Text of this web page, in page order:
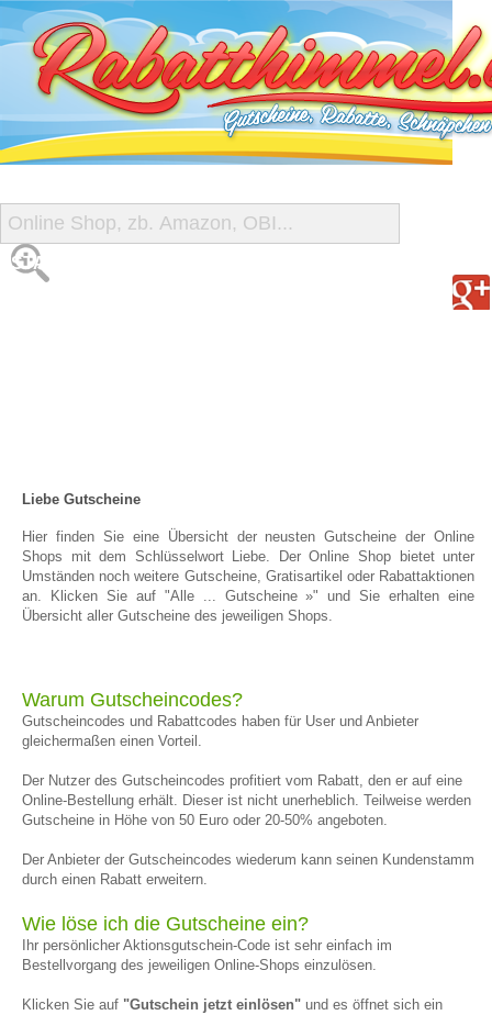
START
Liebe Gutscheine
Hier finden Sie eine Übersicht der neusten Gutscheine der Online
Shops mit dem Schlüsselwort Liebe. Der Online Shop bietet unter
Umständen noch weitere Gutscheine, Gratisartikel oder Rabattaktionen
an. Klicken Sie auf "Alle ... Gutscheine »" und Sie erhalten eine
Übersicht aller Gutscheine des jeweiligen Shops.
Warum Gutscheincodes?
Gutscheincodes und Rabattcodes haben für User und Anbieter
gleichermaßen einen Vorteil.
Der Nutzer des Gutscheincodes profitiert vom Rabatt, den er auf eine
Online-Bestellung erhält. Dieser ist nicht unerheblich. Teilweise werden
Gutscheine in Höhe von 50 Euro oder 20-50% angeboten.
Der Anbieter der Gutscheincodes wiederum kann seinen Kundenstamm
durch einen Rabatt erweitern.
Wie löse ich die Gutscheine ein?
Ihr persönlicher Aktionsgutschein-Code ist sehr einfach im
Bestellvorgang des jeweiligen Online-Shops einzulösen.
Klicken Sie auf "Gutschein jetzt einlösen" und es öffnet sich ein